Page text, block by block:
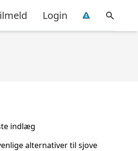
Login
indlæg
alternativer til sjove